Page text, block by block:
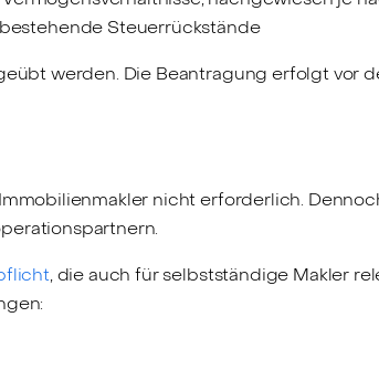
Steuerrückstände
werden. Die Beantragung erfolgt vor
nicht erforderlich.
, die auch für selbstständige Makler